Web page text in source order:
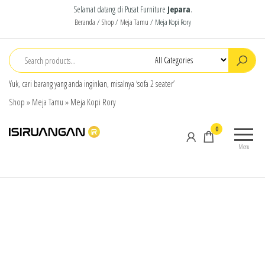
Selamat datang di Pusat Furniture Jepara.
Beranda / Shop/ Meja Tamu / Meja Kopi Rory
Yuk, cari barang yang anda inginkan, misalnya ‘sofa 2 seater’
Shop » Meja Tamu » Meja Kopi Rory
products
Menu
0